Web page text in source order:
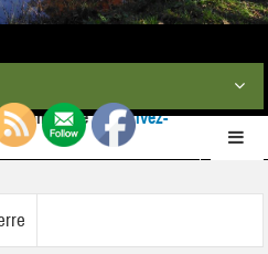
la commune :inscrivez-
surFacebook